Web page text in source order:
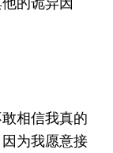
相信我真的
为我愿意接